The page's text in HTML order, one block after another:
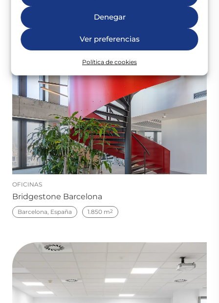
Denegar
Ver preferencias
Política de cookies
OFICINAS
Bridgestone Barcelona
Barcelona, España 1.850 m2